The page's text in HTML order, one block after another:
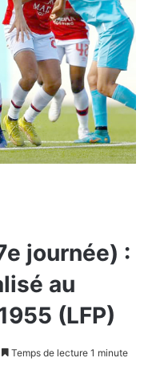
journée) :
au
(LFP)
Temps de lecture 1 minute